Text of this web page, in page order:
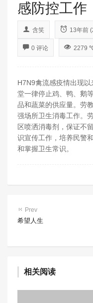
感防控工作
含笑 13年前
0 评论 2279
H7N9禽流感疫情出现
堂一律停止鸡、鸭、鹅
品和蔬菜的供应量。劳
强场所卫生消毒工作。
区喷洒消毒剂，保证不
识宣传工作，培养民警
和掌握卫生常识。
Prev
希望人生
相关阅读